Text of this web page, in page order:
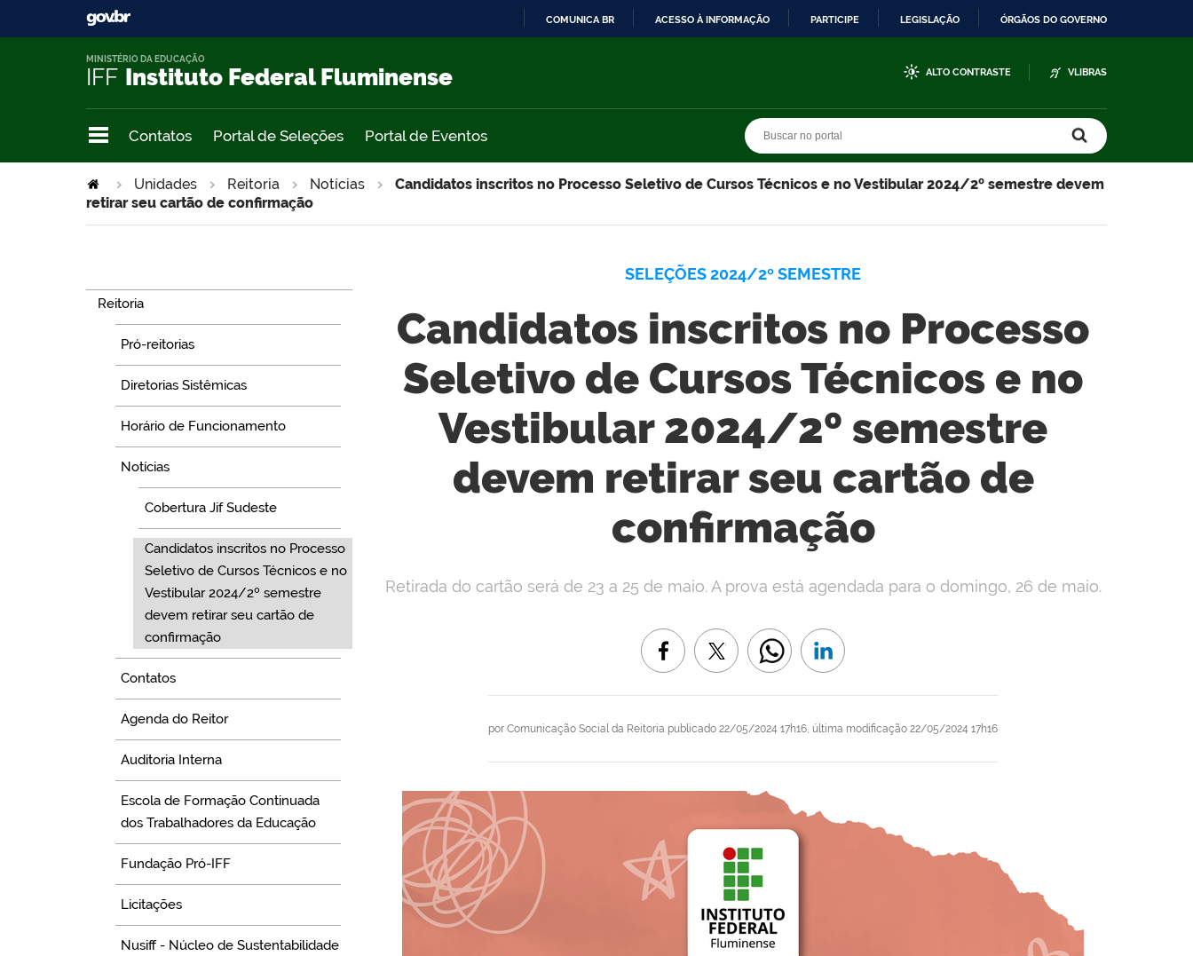
COMUNICA BR ACESSO À INFORMAÇÃO PARTICIPE LEGISLAÇÃO ÓRGÃOS DO GOVERNO
IFF Instituto Federal Fluminense
MINISTÉRIO DA EDUCAÇÃO
ALTO CONTRASTE VLIBRAS
Contatos Portal de Seleções Portal de Eventos
Unidades Reitoria Notícias
Candidatos inscritos no Processo Seletivo de Cursos Técnicos e no Vestibular 2024/2º semestre devem
retirar seu cartão de confirmação
Reitoria
Pró-reitorias
Diretorias Sistêmicas
Horário de Funcionamento
Notícias
Cobertura Jif Sudeste
Candidatos inscritos no Processo
Seletivo de Cursos Técnicos e no
Vestibular 2024/2º semestre
devem retirar seu cartão de
confirmação
Contatos
Agenda do Reitor
Auditoria Interna
Escola de Formação Continuada
dos Trabalhadores da Educação
Fundação Pró-IFF
Licitações
Nusiff - Núcleo de Sustentabilidade
SELEÇÕES 2024/2º SEMESTRE
Candidatos inscritos no Processo
Seletivo de Cursos Técnicos e no
Vestibular 2024/2º semestre
devem retirar seu cartão de
confirmação
por Comunicação Social da Reitoria publicado 22/05/2024 17h16, última modificação 22/05/2024 17h16
Retirada do cartão será de 23 a 25 de maio. A prova está agendada para o domingo, 26 de maio.